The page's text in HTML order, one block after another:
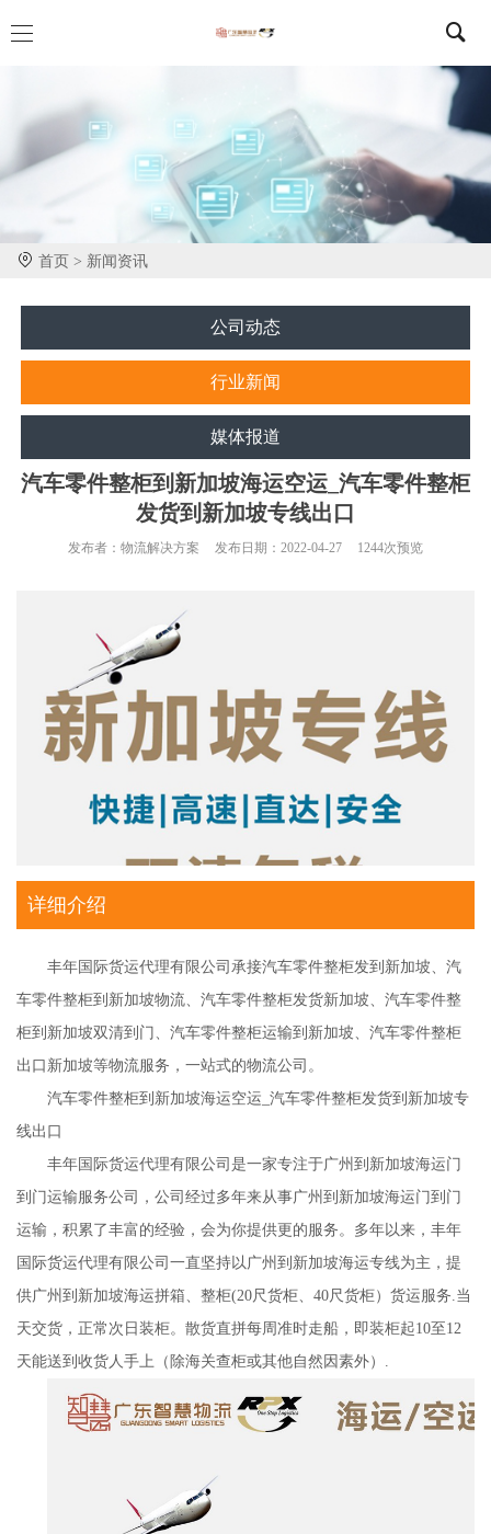
首页 > 新闻资讯
公司动态
行业新闻
媒体报道
汽车零件整柜到新加坡海运空运_汽车零件整柜
发货到新加坡专线出口
发布者： 物流解决方案 发布日期： 2022-04-27 1244次预览
详细介绍
丰年国际货运代理有限公司承接汽车零件整柜发到新加坡、汽
车零件整柜到新加坡物流、汽车零件整柜发货新加坡、汽车零件整
柜到新加坡双清到门、汽车零件整柜运输到新加坡、汽车零件整柜
出口新加坡等物流服务，一站式的物流公司。
汽车零件整柜到新加坡海运空运_汽车零件整柜发货到新加坡专
线出口
丰年国际货运代理有限公司是一家专注于广州到新加坡海运门
到门运输服务公司，公司经过多年来从事广州到新加坡海运门到门
运输，积累了丰富的经验，会为你提供更的服务。多年以来，丰年
国际货运代理有限公司一直坚持以广州到新加坡海运专线为主，提
供广州到新加坡海运拼箱、整柜(20尺货柜、40尺货柜）货运服务.当
天交货，正常次日装柜。散货直拼每周准时走船，即装柜起10至12
天能送到收货人手上（除海关查柜或其他自然因素外）.